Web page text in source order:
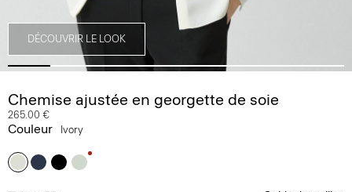
DÉCOUVRIR LE LOOK
Chemise ajustée en georgette de soie
265.00 €
Couleur Ivory